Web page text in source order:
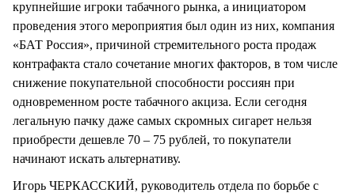
крупнейшие игроки табачного рынка, а инициатором
проведения этого мероприятия был один из них, компания
«БАТ Россия», причиной стремительного роста продаж
контрафакта стало сочетание многих факторов, в том числе
снижение покупательной способности россиян при
одновременном росте табачного акциза. Если сегодня
легальную пачку даже самых скромных сигарет нельзя
приобрести дешевле 70 – 75 рублей, то покупатели
начинают искать альтернативу.
Игорь ЧЕРКАССКИЙ, руководитель отдела по борьбе с